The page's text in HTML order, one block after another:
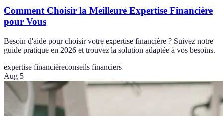
Comment Choisir la Meilleure Expertise Financière
pour Vous
Besoin d'aide pour choisir votre expertise financière ? Suivez notre
guide pratique en 2026 et trouvez la solution adaptée à vos besoins.
expertise financièreconseils financiers
Aug 5